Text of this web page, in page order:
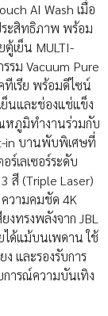
AI Wash เมื่อ
ะสิทธิภาพ พร้อม
เย็น MULTI-
รม Vacuum Pure
ทีเรีย พร้อมดีไซน์
นและช่องแช่แข็ง
หภูมิทำงานร่วมกับ
in บานพับพิเศษที่
ร์เลเซอร์ระดับ
สี (Triple Laser)
วามคมชัด 4K
งทรงพลังจาก JBL
ด้แม้บนเพดาน ใช้
ง และรองรับการ
ารณ์ความบันเทิง